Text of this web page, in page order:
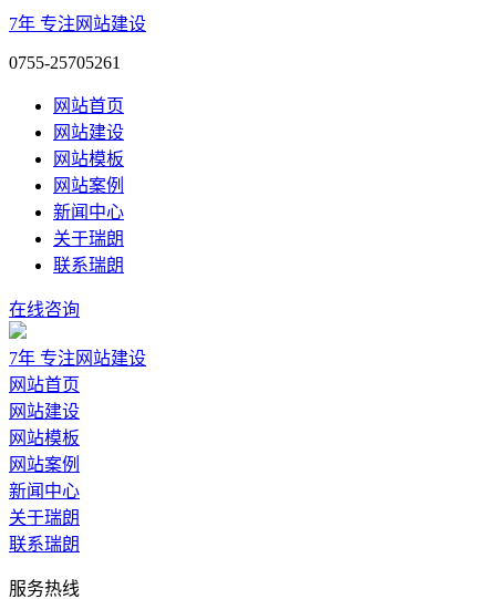
7年 专注网站建设
0755-25705261
网站首页
网站建设
网站模板
网站案例
新闻中心
关于瑞朗
联系瑞朗
在线咨询
7年 专注网站建设
网站首页
网站建设
网站模板
网站案例
新闻中心
关于瑞朗
联系瑞朗
服务热线